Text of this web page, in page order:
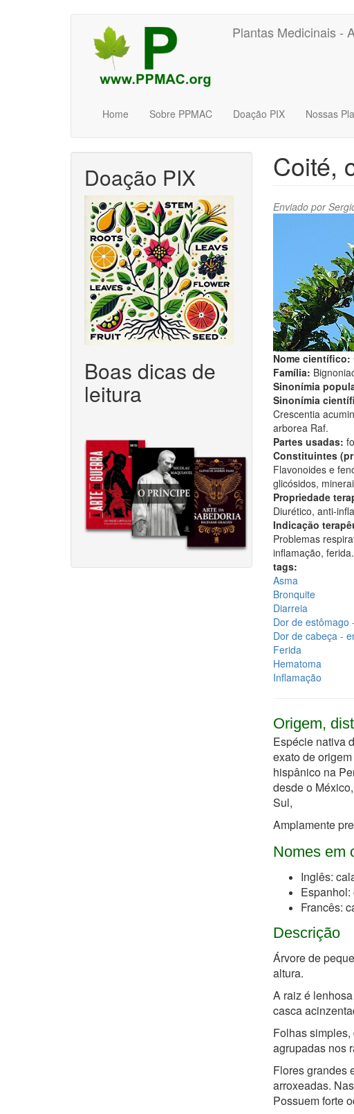
Plantas Medicinais -
Home Sobre PPMAC Doação PIX Nossas
Doação PIX
Boas dicas de
leitura
Coité,
Enviado por
Nome científico:
Família:
Sinonímia
Sinonímia
Crescentia
arborea Raf.
Partes usadas:
Constituintes
Flavonoides e
glicósidos,
Propriedade
Diurético, anti-
Indicação
Problemas
inflamação,
tags:
Asma
Bronquite
Diarreia
Dor de estômago
Dor de cabeça -
Ferida
Hematoma
Inflamação
Origem,
Espécie nativa
exato de
hispânico na
desde o
Sul,
Amplamente
Nomes em
Inglês:
Espanhol:
Francês:
Descrição
Árvore de
altura.
A raiz é
casca
Folhas
agrupadas nos
Flores grandes
arroxeadas.
Possuem forte